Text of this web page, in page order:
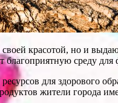
красотой, но и
среду для
для здорового
жители города